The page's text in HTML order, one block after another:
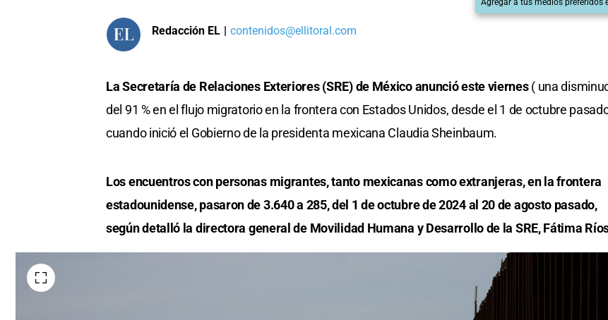
Redacción EL | contenidos@ellitoral.com
La Secretaría de Relaciones Exteriores (SRE) de México anunció este viernes( una
del 91 % en el flujo migratorio en la frontera con Estados Unidos, desde el 1 de octubre
cuando inició el Gobierno de la presidenta mexicana Claudia Sheinbaum.
Los encuentros con personas migrantes, tanto mexicanas como extranjeras, en la frontera
estadounidense, pasaron de 3.640 a 285, del 1 de octubre de 2024 al 20 de agosto pasado,
según detalló la directora general de Movilidad Humana y Desarrollo de la SRE, Fátima